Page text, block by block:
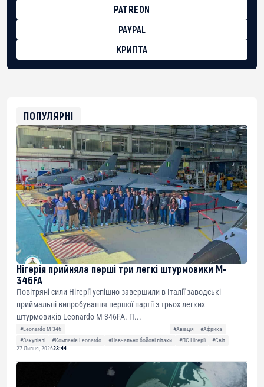
PATREON
PAYPAL
КРИПТА
0xfD02863D3289416fcF50975c9DFda13623f97758
ПОПУЛЯРНІ
Нігерія прийняла перші три легкі штурмовики M-
346FA
Повітряні сили Нігерії успішно завершили в Італії заводські
приймальні випробування першої партії з трьох легких
штурмовиків Leonardo M-346FA. П...
#Leonardo M-346 #Авіація
#Африка
#Закупівлі
#Компанія Leonardo #Навчально-бойові літаки #ПС Нігерії
#Світ
27 Липня, 202623:44